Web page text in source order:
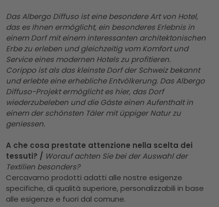
Das Albergo Diffuso ist eine besondere Art von Hotel,
das es Ihnen ermöglicht, ein besonderes Erlebnis in
einem Dorf mit einem interessanten architektonischen
Erbe zu erleben und gleichzeitig vom Komfort und
Service eines modernen Hotels zu profitieren.
Corippo ist als das kleinste Dorf der Schweiz bekannt
und erlebte eine erhebliche Entvölkerung. Das Albergo
Diffuso-Projekt ermöglicht es hier, das Dorf
wiederzubeleben und die Gäste einen Aufenthalt in
einem der schönsten Täler mit üppiger Natur zu
geniessen.
A che cosa prestate attenzione nella scelta dei
tessuti? / Worauf achten Sie bei der Auswahl der
Textilien besonders?
Cercavamo prodotti adatti alle nostre esigenze
specifiche, di qualità superiore, personalizzabili in base
alle esigenze e fuori dal comune.